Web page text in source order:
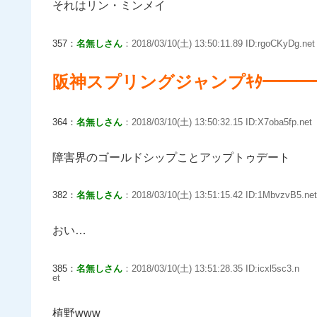
それはリン・ミンメイ
357： 名無しさん ：2018/03/10(土) 13:50:11.89 ID:rgoCKyDg.net
阪神スプリングジャンプｷﾀ
364： 名無しさん ：2018/03/10(土) 13:50:32.15 ID:X7oba5fp.net
障害界のゴールドシップことアップトゥデート
382： 名無しさん ：2018/03/10(土) 13:51:15.42 ID:1MbvzvB5.net
おい…
385： 名無しさん ：2018/03/10(土) 13:51:28.35 ID:icxl5sc3.n
et
植野www